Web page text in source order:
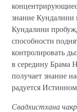
знание Кундалини
Кундалини
способности
контролировать
в середину Брама
получает знание
радуется
Свадхистхана